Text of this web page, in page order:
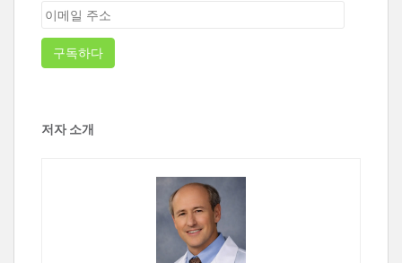
이
주
구독하다
저자 소개